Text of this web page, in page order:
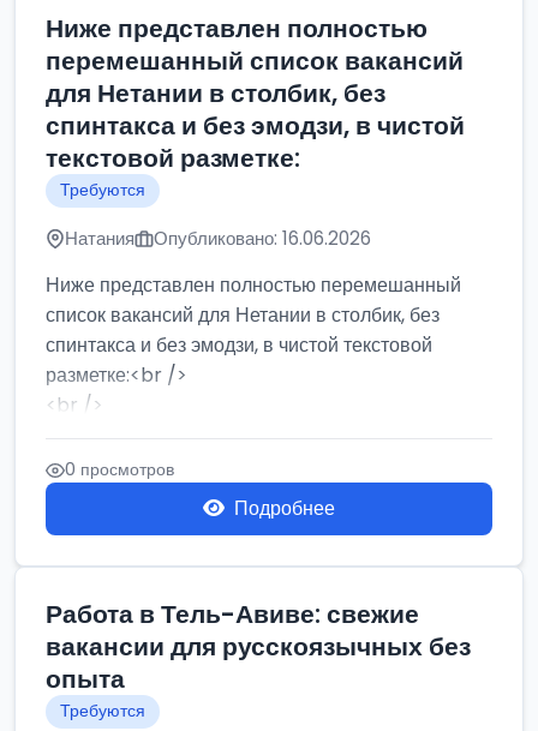
Ниже представлен полностью
перемешанный список вакансий
для Нетании в столбик, без
спинтакса и без эмодзи, в чистой
текстовой разметке:
Требуются
Натания Опубликовано: 16.06.2026
Ниже представлен полностью перемешанный
список вакансий для Нетании в столбик, без
спинтакса и без эмодзи, в чистой текстовой
разметке:<br />
<br />
Работа в Нетании на мебельном производстве:
требу...
0 просмотров
Подробнее
Работа в Тель-Авиве: свежие
вакансии для русскоязычных без
опыта
Требуются